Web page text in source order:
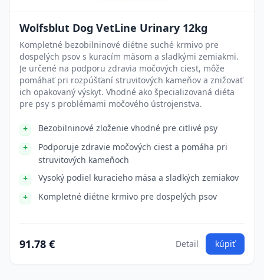
Wolfsblut Dog VetLine Urinary 12kg
Kompletné bezobilninové diétne suché krmivo pre
dospelých psov s kuracím mäsom a sladkými zemiakmi.
Je určené na podporu zdravia močových ciest, môže
pomáhať pri rozpúšťaní struvitových kameňov a znižovať
ich opakovaný výskyt. Vhodné ako špecializovaná diéta
pre psy s problémami močového ústrojenstva.
Bezobilninové zloženie vhodné pre citlivé psy
Podporuje zdravie močových ciest a pomáha pri
struvitových kameňoch
Vysoký podiel kuracieho mäsa a sladkých zemiakov
Kompletné diétne krmivo pre dospelých psov
91.78 € Detail kúpiť